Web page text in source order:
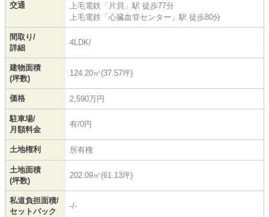
交通
上毛電鉄 「 片貝 」駅 徒歩77分
上毛電鉄 「 心臓血管センター 」駅 徒歩80分
間取り/
詳細
4LDK/
建物面積
(坪数)
124.20㎡(37.57坪)
価格 2,590万円
駐車場/
月額料金
有/0円
土地権利 所有権
土地面積
(坪数)
202.09㎡(61.13坪)
私道負担面積/
セットバック
-/-